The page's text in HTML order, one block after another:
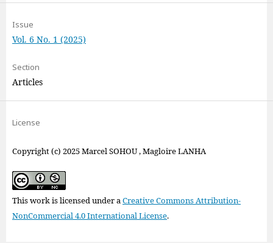
Issue
Vol. 6 No. 1 (2025)
Section
Articles
License
Copyright (c) 2025 Marcel SOHOU , Magloire LANHA
This work is licensed under aCreative Commons Attribution-
NonCommercial 4.0 International License.